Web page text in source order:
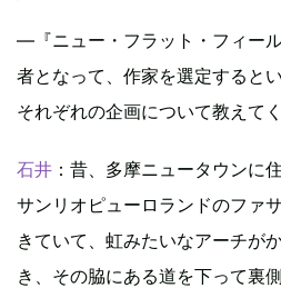
―『ニュー・フラット・フィー
者となって、作家を選定すると
それぞれの企画について教えてく
石井 ：昔、多摩ニュータウンに
サンリオピューロランドのファ
きていて、虹みたいなアーチが
き、その脇にある道を下って裏